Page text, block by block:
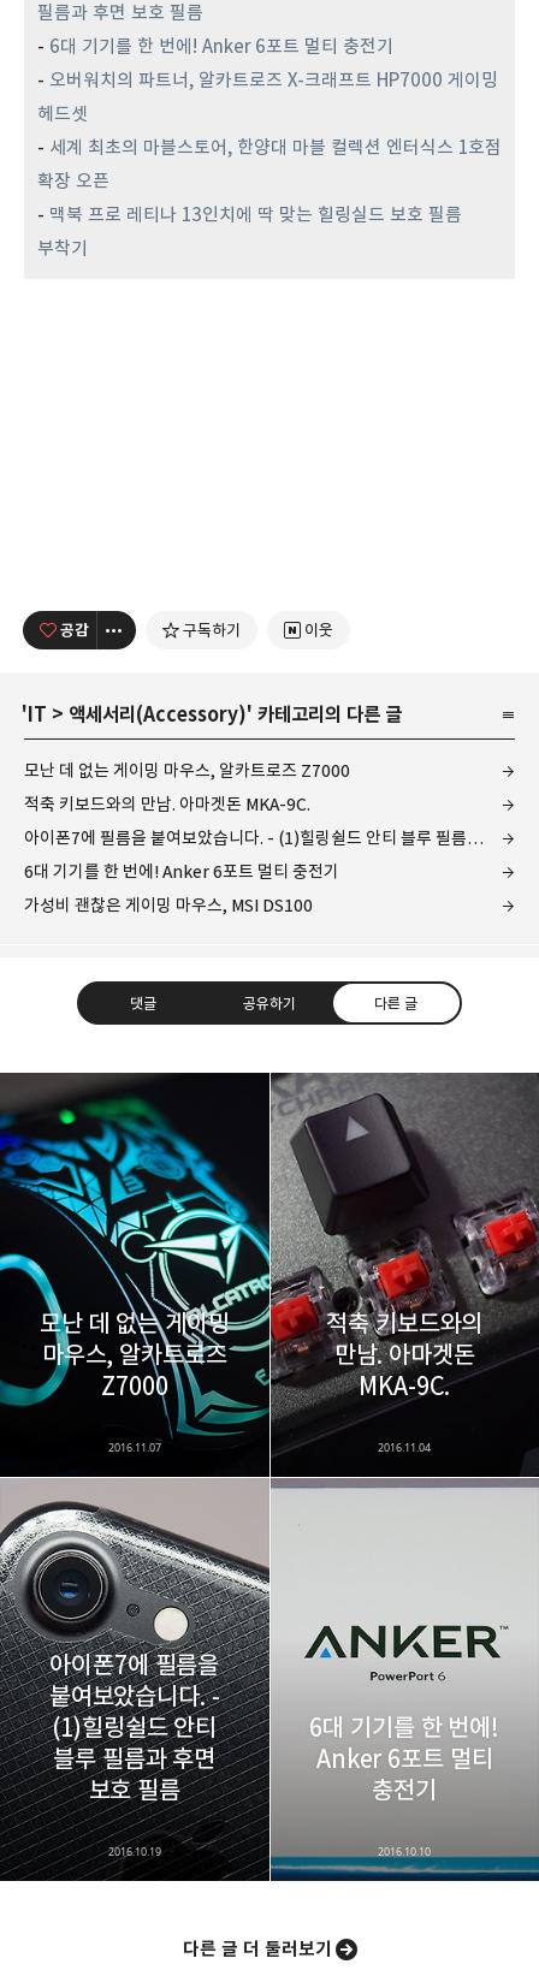
필름과 후면 보호 필름
- 6대 기기를 한 번에! Anker 6포트 멀티 충전기
- 오버워치의 파트너, 알카트로즈 X-크래프트 HP7000 게이밍
헤드셋
- 세계 최초의 마블스토어, 한양대 마블 컬렉션 엔터식스 1호점
확장 오픈
- 맥북 프로 레티나 13인치에 딱 맞는 힐링실드 보호 필름
부착기
공감 구독하기 이웃
' IT > 액세서리(Accessory)' 카테고리의 다른 글
모난 데 없는 게이밍 마우스, 알카트로즈 Z7000
적축 키보드와의 만남. 아마겟돈 MKA-9C.
아이폰7에 필름을 붙여보았습니다. - (1)힐링쉴드 안티 블루 필름과 후면 보호 필름
6대 기기를 한 번에! Anker 6포트 멀티 충전기
가성비 괜찮은 게이밍 마우스, MSI DS100
댓글 공유하기 다른 글
레이니아
다방면의 깊은 관심과 얕은 이해도를 갖춘 보편적
비주류이자 진화하는 영원한 주변인.
구독하기
구독하기 카카오톡 트위터
카카오스토리 밴드 네이버 블로그
모난 데 없는 게이밍
마우스, 알카트로즈
Z7000
2016.11.07
적축 키보드와의
만남. 아마겟돈
MKA-9C.
2016.11.04
아이폰7에 필름을
붙여보았습니다. -
(1)힐링쉴드 안티
블루 필름과 후면
보호 필름
2016.10.19
6대 기기를 한 번에!
Anker 6포트 멀티
충전기
2016.10.10
다른 글 더 둘러보기